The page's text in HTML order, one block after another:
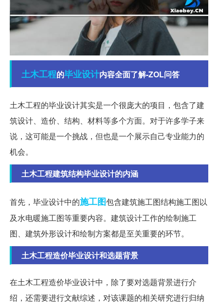
土木工程的毕业设计内容全面了解-ZOL问答
土木工程的毕业设计其实是一个很庞大的项目，包含了建
筑设计、造价、结构、材料等多个方面。对于许多学子来
说，这可能是一个挑战，但也是一个展示自己专业能力的
机会。
土木工程建筑结构毕业设计的内涵
首先，毕业设计中的施工图包含建筑施工图结构施工图以
及水电暖施工图等重要内容。建筑设计工作的绘制施工
图、建筑外形设计和绘制方案都是至关重要的环节。
土木工程造价毕业设计和选题背景
在土木工程造价毕业设计中，除了要对选题背景进行介
绍，还需要进行文献综述，对该课题的相关研究进行归纳